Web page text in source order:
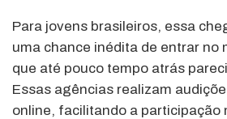
Para jovens brasileiros, essa
uma chance inédita de entrar no
que até pouco tempo atrás
Essas agências realizam
online, facilitando a participação